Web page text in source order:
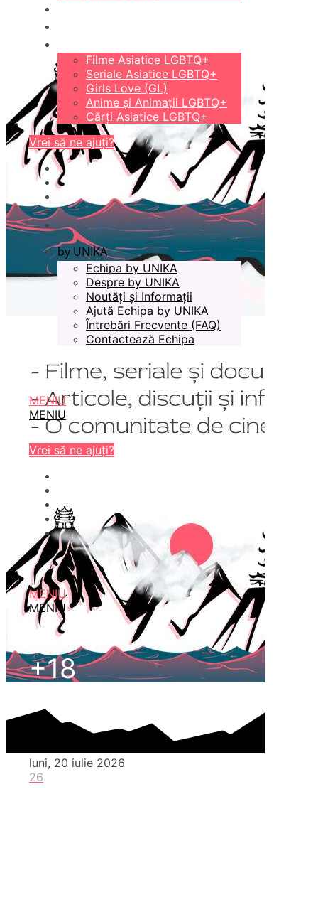
Filme Asiatice LGBTQ+
Seriale Asiatice LGBTQ+
Girls Love (GL)
Anime și Animații LGBTQ+
Cărți Asiatice LGBTQ+
Vrei să ne ajuți?
by UNIKA
Echipa by UNIKA
Despre by UNIKA
Noutăți și Informații
Ajută Echipa by UNIKA
Întrebări Frecvente (FAQ)
Contactează Echipa
MENIU
MENIU
Vrei să ne ajuți?
MENIU
MENIU
+18
luni, 20 iulie 2026
26